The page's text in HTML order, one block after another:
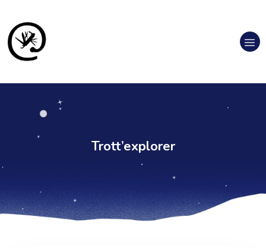
Trott’explorer